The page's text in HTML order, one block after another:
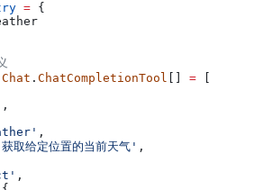
= {
Chat . ChatCompletionTool =
,
,
取给定位置的当前天气' ,
,